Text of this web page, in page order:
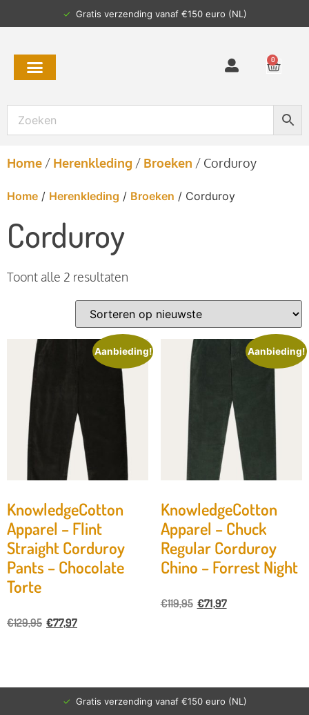
✓ Gratis verzending vanaf €150 euro (NL)
0
Home / Herenkleding / Broeken / Corduroy
Home / Herenkleding / Broeken / Corduroy
Corduroy
Toont alle 2 resultaten
Aanbieding!
KnowledgeCotton
Apparel – Flint
Straight Corduroy
Pants – Chocolate
Torte
€129,95 €77,97
Aanbieding!
KnowledgeCotton
Apparel – Chuck
Regular Corduroy
Chino – Forrest Night
€119,95 €71,97
✓ Gratis verzending vanaf €150 euro (NL)